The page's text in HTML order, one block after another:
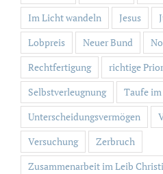
Im Licht wandeln
Jesus
Lobpreis
Neuer Bund
Rechtfertigung
richtige
Selbstverleugnung
Taufe
Unterscheidungsvermögen
Versuchung
Zerbruch
Zusammenarbeit im Leib Christi